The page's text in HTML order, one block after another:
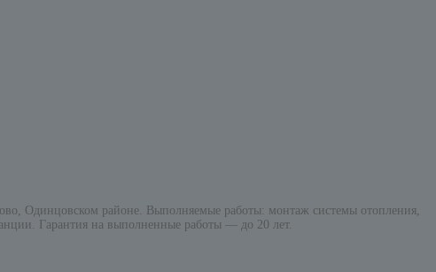
Одинцовском районе. Выполняемые работы: монтаж системы отопления,
Гарантия на выполненные работы — до 20 лет.